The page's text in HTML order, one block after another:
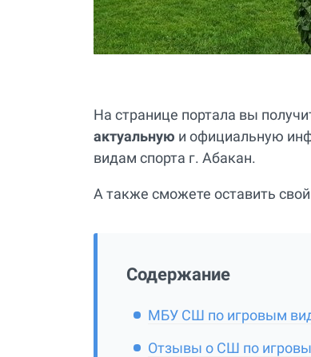
На странице портала вы
актуальную и официальную
видам спорта г. Абакан.
А также сможете оставить
Содержание
МБУ СШ по игровым
Отзывы о СШ по